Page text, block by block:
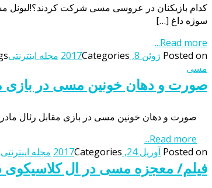
کدام بازیکنان در عروسی مسی شرکت کردند؟!لیونل
سوژه داغ […]
Read more...
Posted on ژوئن 8, 2017 Categories مجله اینترنتی
مسی
صورت و دهان خونین مسی در بازی
صورت و دهان خونین مسی در بازی مقابل رئال
Read more...
Posted on آوریل 24, 2017 Categories مجله اینترنتی
فیلم/ معجزه مسی در ال